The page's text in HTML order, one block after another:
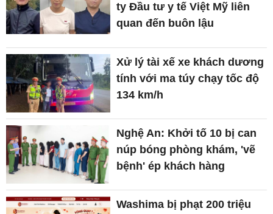
ty Đầu tư y tế Việt Mỹ liên
quan đến buôn lậu
Xử lý tài xế xe khách dương
tính với ma túy chạy tốc độ
134 km/h
Nghệ An: Khởi tố 10 bị can
núp bóng phòng khám, 'vẽ
bệnh' ép khách hàng
Washima bị phạt 200 triệu